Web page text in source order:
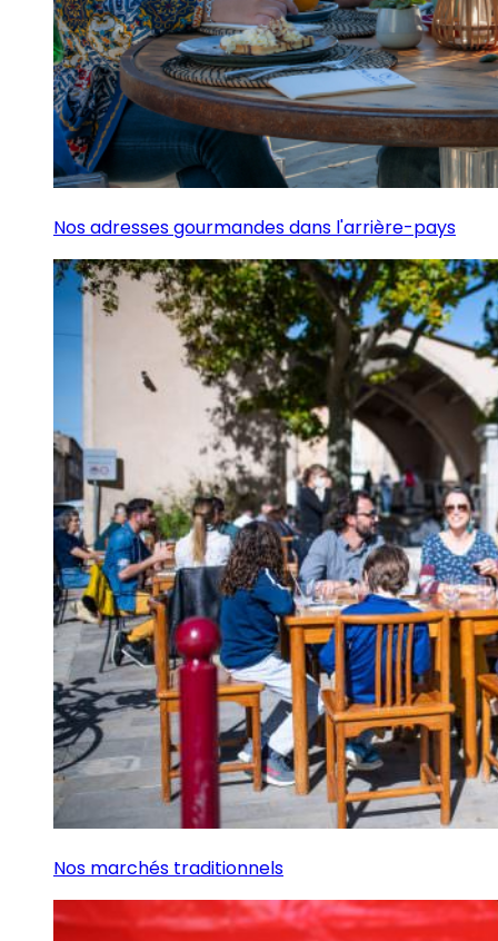
Nos adresses gourmandes dans l'arrière-pays
Nos marchés traditionnels